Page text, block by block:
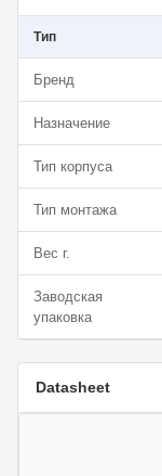
Тип
Бренд
Назначение
Тип корпуса
Тип монтажа
Вес г.
Заводская
упаковка
Datasheet